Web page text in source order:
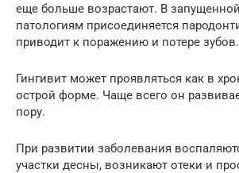
еще больше возрастают. В
патологиям присоединяется
приводит к поражению и потере зубов.
Гингивит может проявляться как в
острой форме. Чаще всего он
пору.
При развитии заболевания
участки десны, возникают отеки и